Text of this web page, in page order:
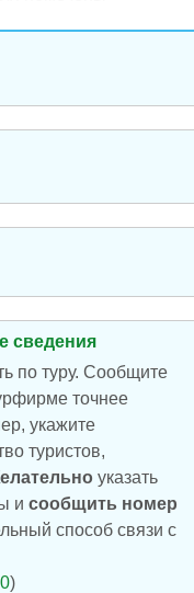
сведения
по туру. Сообщите
точнее
укажите
туристов,
указать
и сообщить номер
способ связи с
)